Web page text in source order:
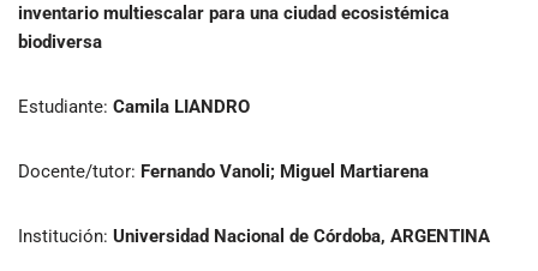
inventario multiescalar para una ciudad ecosistémica
biodiversa
Estudiante: Camila LIANDRO
Docente/tutor: Fernando Vanoli; Miguel Martiarena
Institución: Universidad Nacional de Córdoba, ARGENTINA